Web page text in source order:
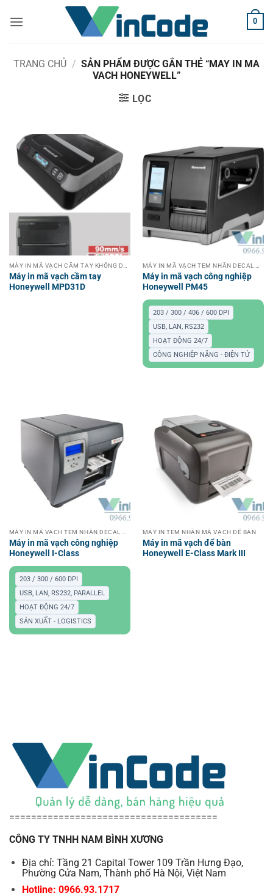
qua
0
TRANG CHỦ / SẢN PHẨM ĐƯỢC GẮN THẺ “MAY IN MA
VACH HONEYWELL”
LỌC
Máy in mã vạch cầm tay
Honeywell MPD31D
Máy in mã vạch công nghiệp
Honeywell PM45
203 / 300 / 406 / 600 DPI
USB, LAN, RS232
HOẠT ĐỘNG 24/7
CÔNG NGHIỆP NẶNG - ĐIỆN TỬ
MÁY IN MÃ VẠCH TEM NHÃN DECAL CÔNG NGHIỆP
Máy in mã vạch công nghiệp
Honeywell I-Class
203 / 300 / 600 DPI
USB, LAN, RS232, PARALLEL
HOẠT ĐỘNG 24/7
SẢN XUẤT - LOGISTICS
MÁY IN TEM NHÃN MÃ VẠCH ĐỂ BÀN
Máy in mã vạch để bàn
Honeywell E-Class Mark III
======================================
CÔNG TY TNHH NAM BÌNH XƯƠNG
Địa chỉ: Tầng 21 Capital Tower 109 Trần Hưng Đạo,
Phường Cửa Nam, Thành phố Hà Nội, Việt Nam
Hotline: 0966.93.1717